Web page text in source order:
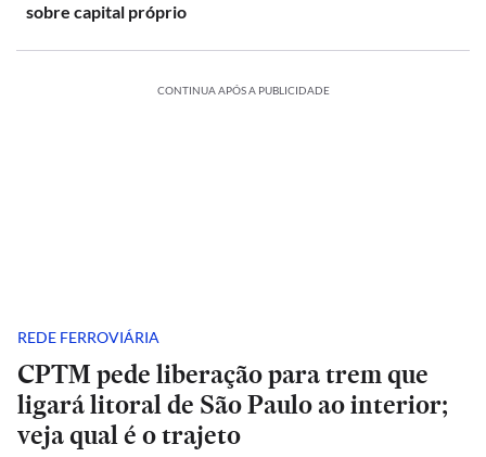
sobre capital próprio
CONTINUA APÓS A PUBLICIDADE
REDE FERROVIÁRIA
CPTM pede liberação para trem que
ligará litoral de São Paulo ao interior;
veja qual é o trajeto